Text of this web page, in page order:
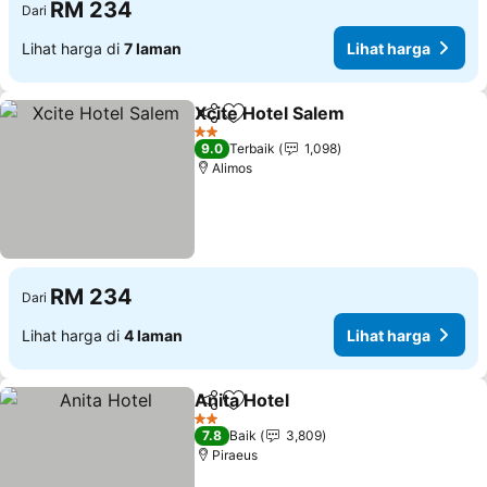
Dari RM 234
Lihat harga di 7 laman Lihat harga
KongsiTambah ke favorit
Xcite Hotel Salem
2 Bintang
9.0 Terbaik
1,098
Alimos
Dari RM 234
Lihat harga di 4 laman Lihat harga
KongsiTambah ke favorit
Anita Hotel
2 Bintang
7.8 Baik
3,809
Piraeus